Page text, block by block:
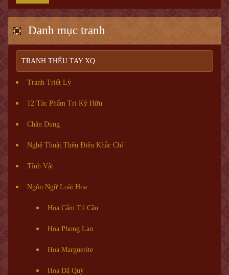
Danh mục tranh
TRANH THÊU TAY XQ
Tranh Triết Lý
12 Tác Phẩm Tri Kỷ Hữu
Chân Dung
Nghệ Thuật Thêu Điêu Khắc Chỉ
Tĩnh Vật
Ngôn Ngữ Loài Hoa
Hoa Cẩm Tú Cầu
Hoa Phong Lan
Hoa Marguerite
Hoa Dã Quỳ